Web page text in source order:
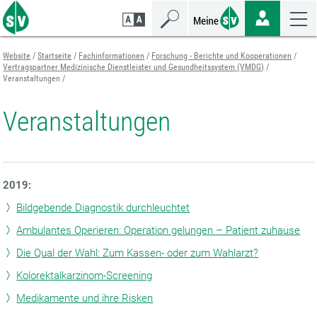
Zum
Seiteninhalt
springen
Zur
Navigation
springen
Zur
Mobilen
Navigation
springen
Website Startseite Fachinformationen
Forschung - Berichte und Kooperationen
Vertragspartner Medizinische Dienstleister und Gesundheitssystem (VMDG)
Veranstaltungen
Veranstaltungen
2019:
Bildgebende Diagnostik durchleuchtet
Ambulantes Operieren: Operation gelungen – Patient zuhause
Die Qual der Wahl: Zum Kassen- oder zum Wahlarzt?
Kolorektalkarzinom-Screening
Medikamente und ihre Risken